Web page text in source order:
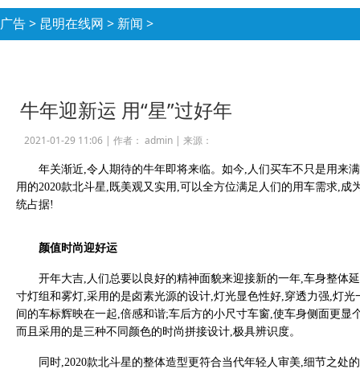
广告> 昆明在线网 > 新闻 >
牛年迎新运 用“星”过好年
2021-01-29 11:06 | 作者： admin| 来源：
年关渐近,令人期待的牛年即将来临。如今,人们买车不只是用来
用的2020款北斗星,既美观又实用,可以全方位满足人们的用车需求,
统占据!
颜值时尚迎好运
开年大吉,人们总要以良好的精神面貌来迎接新的一年,车身整体
寸灯组和雾灯,采用的是卤素光源的设计,灯光显色性好,穿透力强,灯
间的车标辉映在一起,倍感和谐;车后方的小尺寸车窗,使车身侧面更
而且采用的是三种不同颜色的时尚拼接设计,极具辨识度。
同时,2020款北斗星的整体造型更符合当代年轻人审美,细节之